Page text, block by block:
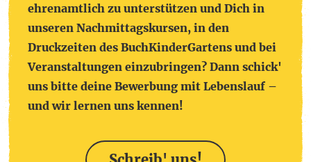
ehrenamtlich zu unterstützen und Dich in
unseren Nachmittagskursen, in den
Druckzeiten des BuchKinderGartens und bei
Veranstaltungen einzubringen? Dann schick'
uns bitte deine Bewerbung mit Lebenslauf –
und wir lernen uns kennen!